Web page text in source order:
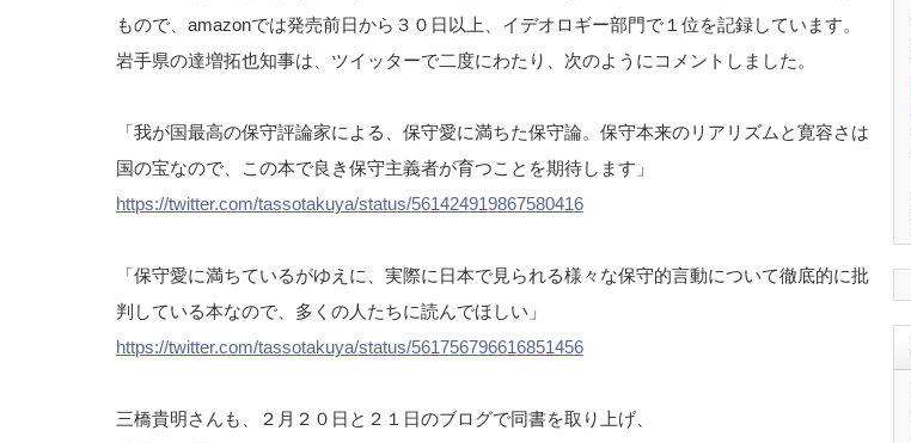
もので、amazonでは発売前日から３０日以上、イデオロギー部門で１位を記録しています。
岩手県の達増拓也知事は、ツイッターで二度にわたり、次のようにコメントしました。
「我が国最高の保守評論家による、保守愛に満ちた保守論。保守本来のリアリズムと寛容さは
国の宝なので、この本で良き保守主義者が育つことを期待します」
https://twitter.com/tassotakuya/status/561424919867580416
「保守愛に満ちているがゆえに、実際に日本で見られる様々な保守的言動について徹底的に批
判している本なので、多くの人たちに読んでほしい」
https://twitter.com/tassotakuya/status/561756796616851456
三橋貴明さんも、２月２０日と２１日のブログで同書を取り上げ、